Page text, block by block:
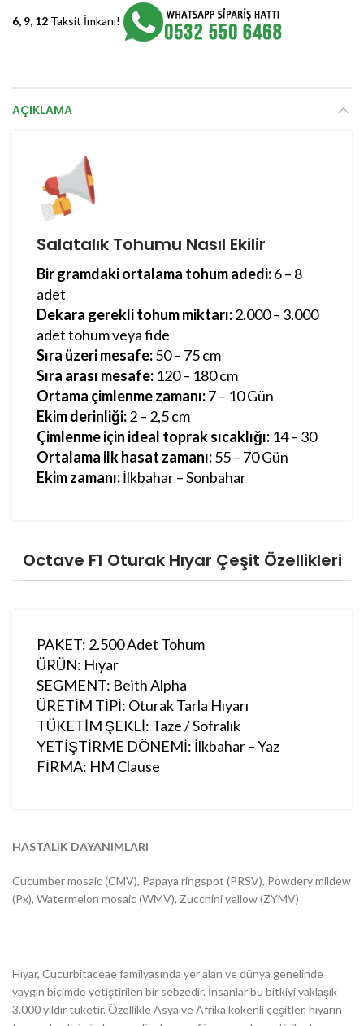
6, 9, 12 Taksit İmkanı!
AÇIKLAMA
Salatalık Tohumu Nasıl Ekilir
Bir gramdaki ortalama tohum adedi:6 – 8
adet
Dekara gerekli tohum miktarı:2.000 – 3.000
adet tohum veya fide
Sıra üzeri mesafe:50 – 75 cm
Sıra arası mesafe: 120 – 180 cm
Ortama çimlenme zamanı:7 – 10 Gün
Ekim derinliği:2 – 2,5 cm
Çimlenme için ideal toprak sıcaklığı: 14 – 30
Ortalama ilk hasat zamanı:55 – 70 Gün
Ekim zamanı:İlkbahar – Sonbahar
Octave F1 Oturak Hıyar Çeşit Özellikleri
PAKET: 2.500 Adet Tohum
ÜRÜN: Hıyar
SEGMENT: Beith Alpha
ÜRETİM TİPİ: Oturak Tarla Hıyarı
TÜKETİM ŞEKLİ: Taze / Sofralık
YETİŞTİRME DÖNEMİ: İlkbahar – Yaz
FİRMA: HM Clause
HASTALIK DAYANIMLARI
Cucumber mosaic (CMV), Papaya ringspot (PRSV), Powdery mildew
(Px), Watermelon mosaic (WMV), Zucchini yellow (ZYMV)
Hıyar, Cucurbitaceae familyasında yer alan ve dünya genelinde
yaygın biçimde yetiştirilen bir sebzedir. İnsanlar bu bitkiyi yaklaşık
3.000 yıldır tüketir. Özellikle Asya ve Afrika kökenli çeşitler, hıyarın